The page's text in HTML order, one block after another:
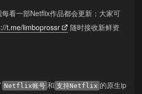
看一部Netflix作品都会更新；大家可
t.me/limboprossr
随时接收新鲜资
Netflix账号 和 支持Netflix 的原生ip